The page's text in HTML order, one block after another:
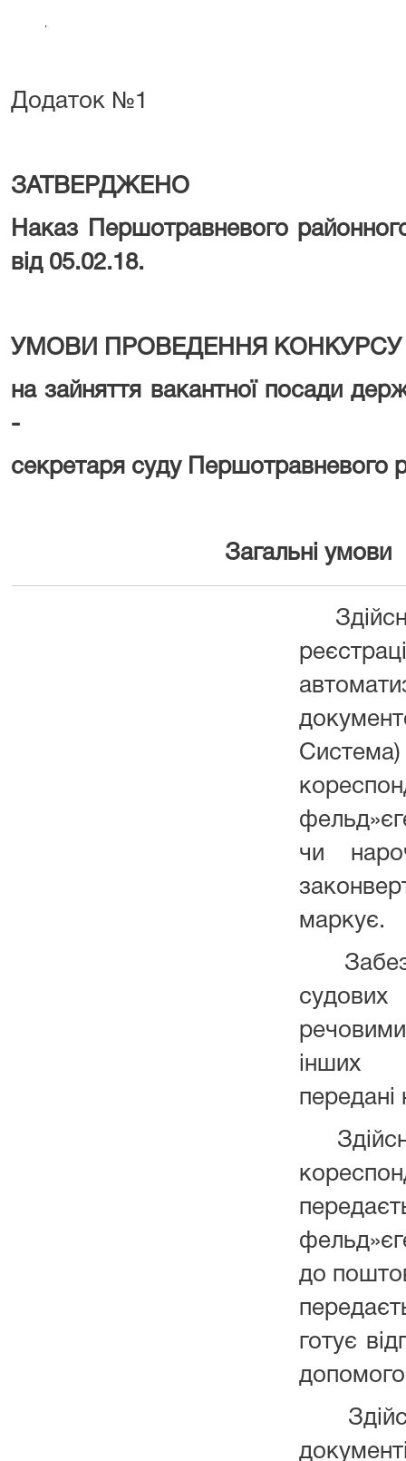
Додаток №1
ЗАТВЕРДЖЕНО
Наказ Першотравневого
від 05.02.18.
УМОВИ ПРОВЕДЕННЯ КОНКУРСУ
на зайняття вакантної посади
-
секретаря суду Першотравневого
Загальні умови
чи
маркує.
інших
передані
до
готує